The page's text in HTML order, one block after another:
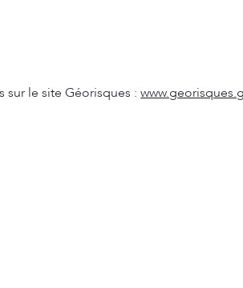
sur le site Géorisques :